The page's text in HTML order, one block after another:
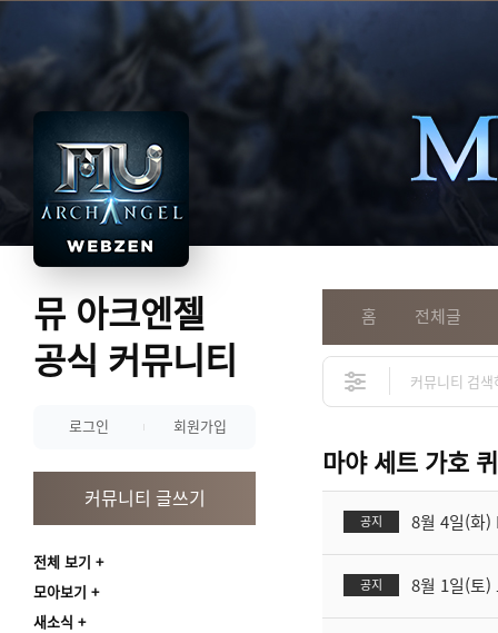
뮤 아크엔젤
공식 커뮤니티
로그인 회원가입
커뮤니티 글쓰기
전체 보기
모아보기
새소식
홈 전체글
마야 세트 가호
공지 8월 4일(화)
공지 8월 1일(토)